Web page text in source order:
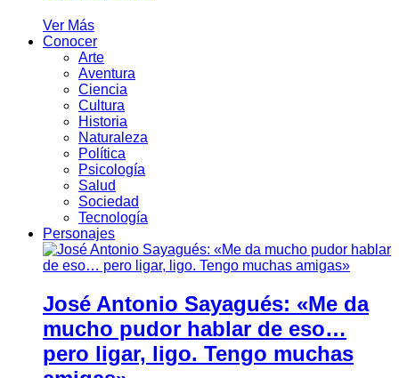
Ver Más
Conocer
Arte
Aventura
Ciencia
Cultura
Historia
Naturaleza
Política
Psicología
Salud
Sociedad
Tecnología
Personajes
José Antonio Sayagués: «Me da
mucho pudor hablar de eso…
pero ligar, ligo. Tengo muchas